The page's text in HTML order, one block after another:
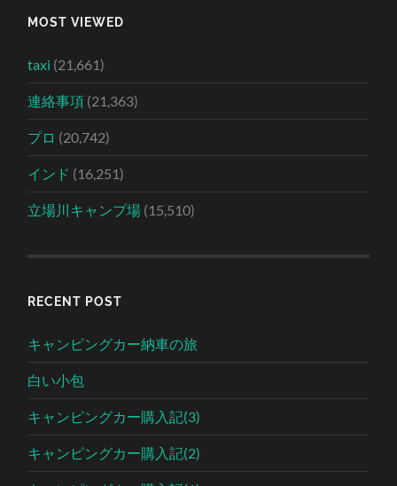
MOST VIEWED
taxi (21,661)
連絡事項 (21,363)
プロ (20,742)
インド (16,251)
立場川キャンプ場 (15,510)
RECENT POST
キャンピングカー納車の旅
白い小包
キャンピングカー購入記(3)
キャンピングカー購入記(2)